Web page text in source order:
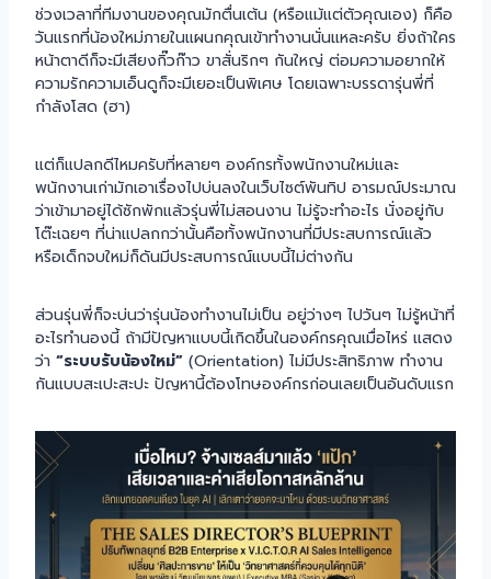
ช่วงเวลาที่ทีมงานของคุณมักตื่นเต้น (หรือแม้แต่ตัวคุณเอง) ก็คือ
วันแรกที่น้องใหม่ภายในแผนกคุณเข้าทำงานนั่นแหละครับ ยิ่งถ้าใคร
หน้าตาดีก็จะมีเสียงกิ๊วก๊าว ขาสั่นริกๆ กันใหญ่ ต่อมความอยากให้
ความรักความเอ็นดูก็จะมีเยอะเป็นพิเศษ โดยเฉพาะบรรดารุ่นพี่ที่
กำลังโสด (ฮา)
แต่ก็แปลกดีไหมครับที่หลายๆ องค์กรทั้งพนักงานใหม่และ
พนักงานเก่ามักเอาเรื่องไปบ่นลงในเว็บไซต์พันทิป อารมณ์ประมาณ
ว่าเข้ามาอยู่ได้ซักพักแล้วรุ่นพี่ไม่สอนงาน ไม่รู้จะทำอะไร นั่งอยู่กับ
โต๊ะเฉยๆ ที่น่าแปลกกว่านั้นคือทั้งพนักงานที่มีประสบการณ์แล้ว
หรือเด็กจบใหม่ก็ดันมีประสบการณ์แบบนี้ไม่ต่างกัน
ส่วนรุ่นพี่ก็จะบ่นว่ารุ่นน้องทำงานไม่เป็น อยู่ว่างๆ ไปวันๆ ไม่รู้หน้าที่
อะไรทำนองนี้ ถ้ามีปัญหาแบบนี้เกิดขึ้นในองค์กรคุณเมื่อไหร่ แสดง
ว่า “ระบบรับน้องใหม่” (Orientation) ไม่มีประสิทธิภาพ ทำงาน
กันแบบสะเปะสะปะ ปัญหานี้ต้องโทษองค์กรก่อนเลยเป็นอันดับแรก